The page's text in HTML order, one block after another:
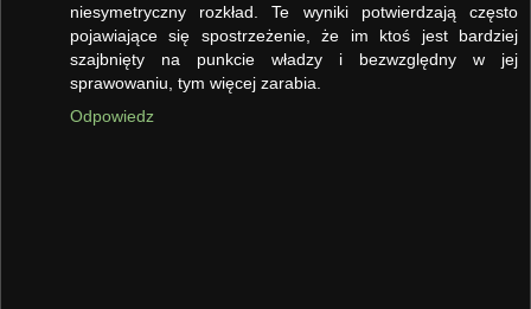
niesymetryczny rozkład. Te wyniki potwierdzają często
pojawiające się spostrzeżenie, że im ktoś jest bardziej
szajbnięty na punkcie władzy i bezwzględny w jej
sprawowaniu, tym więcej zarabia.
Odpowiedz